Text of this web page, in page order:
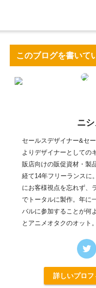
このブログを書いて
ニ
セールスデザイナー&セ
よりデザイナーとしての
販店向けの販促資材・製
経て14年フリーランスに
にお客様視点を忘れず、
でトータルに製作。年に
バルに参加することが何
とアニメオタクのオット。
詳しいプロ